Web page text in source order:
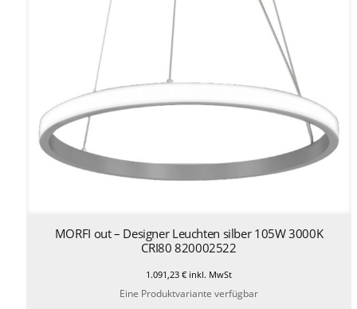
MORFI out – Designer Leuchten silber 105W 3000K
CRI80 820002522
1.091,23 €inkl. MwSt
Eine Produktvariante verfügbar